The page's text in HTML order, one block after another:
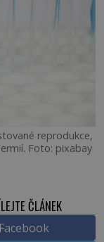
reprodukce,
Foto: pixabay
ČLÁNEK
Facebook